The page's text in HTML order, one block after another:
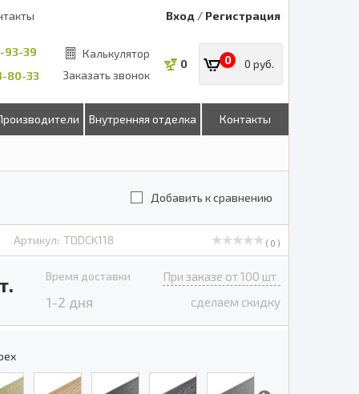
Вход / Регистрация
93-39
80-33
Калькулятор
Заказать звонок
0 0 0 руб.
Внутренняя отделка Контакты
Добавить к сравнению
Артикул: TDDCK118 ( 0 )
Время доставки
1-2 дня
При заказе от 100 шт
сделаем скидку